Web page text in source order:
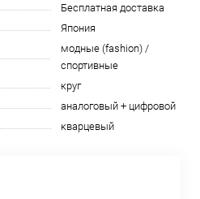
Бесплатная доставка
Япония
модные (fashion) /
спортивные
круг
аналоговый + цифровой
кварцевый